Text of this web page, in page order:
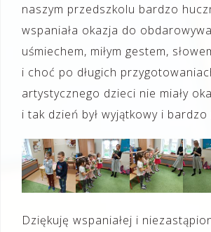
naszym przedszkolu bardzo
wspaniała okazja do
uśmiechem, miłym gestem,
i choć po długich
artystycznego dzieci nie miały
i tak dzień był wyjątkowy i bardzo
Dziękuję wspaniałej i